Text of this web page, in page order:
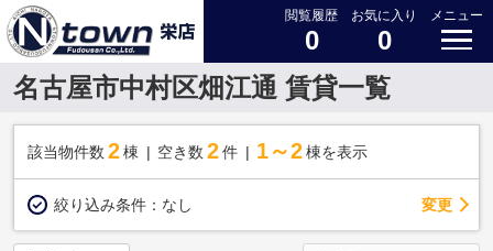
閲覧履歴
0
お気に入り
0
メニュー
名古屋市中村区畑江通 賃貸一覧
該当物件数 2棟 空き数 2 件 1～2 棟を表示
絞り込み条件： なし 変更